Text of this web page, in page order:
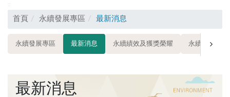
首頁 永續發展專區 最新消息
永續發展專區 最新消息 永續績效及獲獎榮耀 永續發展策略
最新消息